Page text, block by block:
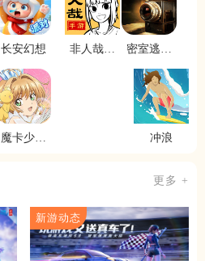
长安幻想
非人哉王
密室逃脱
室3
魔卡少女
冲浪
更多 +
新游动态